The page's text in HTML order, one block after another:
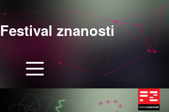
Festival znanosti